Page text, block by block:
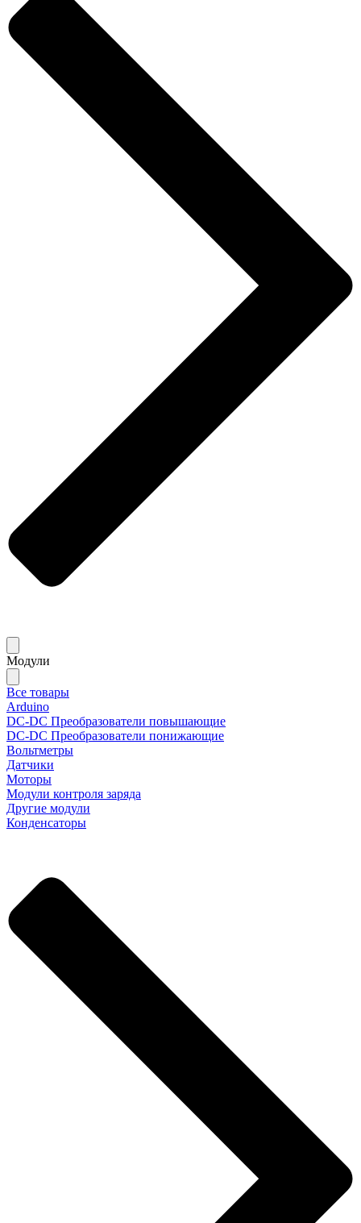
Модули
Все товары
Arduino
DC-DC Преобразователи повышающие
DC-DC Преобразователи понижающие
Вольтметры
Датчики
Моторы
Модули контроля заряда
Другие модули
Конденсаторы